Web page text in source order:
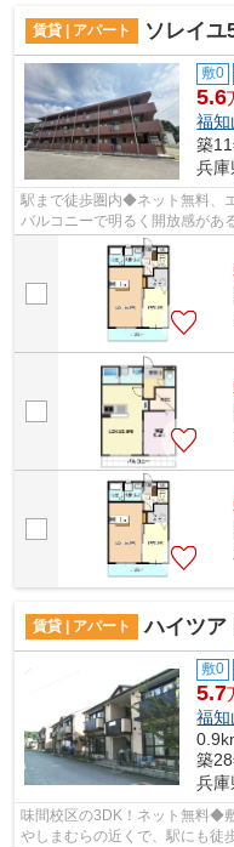
賃貸 | アパート ソレイユ
敷0
5.6
福知
築
兵庫
駅まで徒歩圏内◆ネット無料、
バルコニーで明るく開放感があ
ト付きでお荷物の多い方も安心
賃貸 | アパート ハイツア
敷0
5.7
福知
築
兵庫
味間校区の3DK！ネット無料◆
やしまむらの近くで、駅にも徒